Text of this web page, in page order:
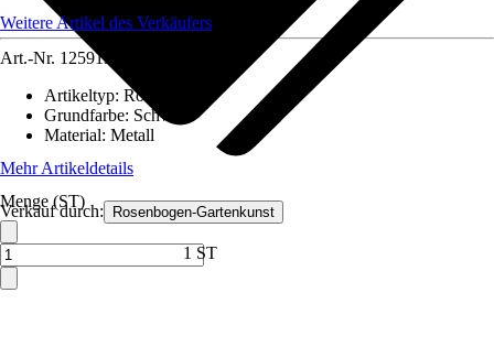
Verkauf durch: Rosenbogen-Gartenkunst
Weitere Artikel des Verkäufers
Art.-Nr. 12591328
Artikeltyp: Rosenbogen
Grundfarbe: Schwarz
Material: Metall
Mehr Artikeldetails
Menge (ST)
1 ST